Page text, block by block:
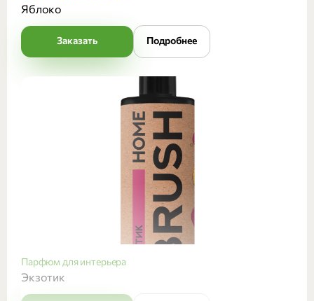
Яблоко
Заказать Подробнее
Парфюм для интерьера
Экзотик